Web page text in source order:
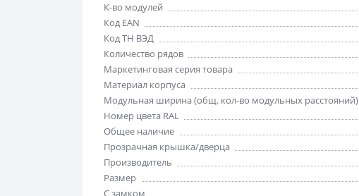
К-во модулей
Код EAN
Код ТН ВЭД
Количество рядов
Маркетинговая серия товара
Материал корпуса
Модульная ширина (общ. кол-во модульных расстояний)
Номер цвета RAL
Общее наличие
Прозрачная крышка/дверца
Производитель
Размер
С замком